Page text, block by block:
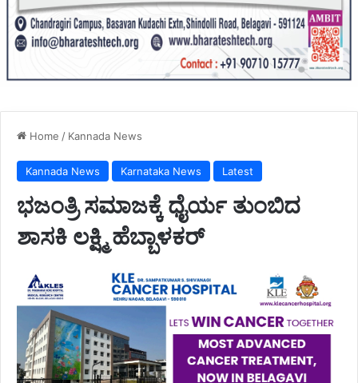
Home / Kannada News
Kannada News Karnataka News Latest
ಭಜಂತ್ರಿ ಸಮಾಜಕ್ಕೆ ಧೈರ್ಯ ತುಂಬಿದ
ಶಾಸಕಿ ಲಕ್ಷ್ಮಿ ಹೆಬ್ಬಾಳಕರ್